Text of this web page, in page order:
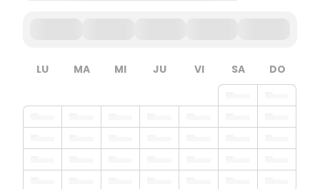
LU MA MI JU VI SA DO